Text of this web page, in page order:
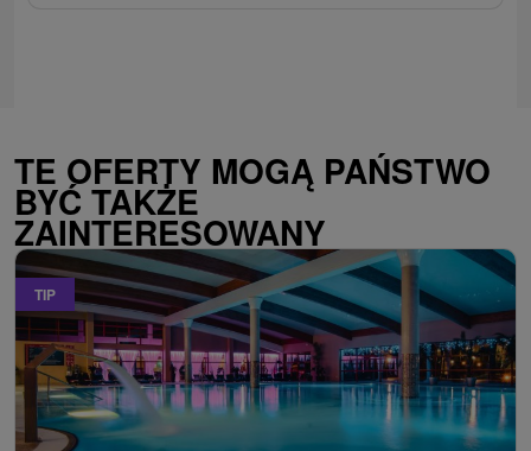
TE OFERTY MOGĄ PAŃSTWO
BYĆ TAKŻE
ZAINTERESOWANY
TIP